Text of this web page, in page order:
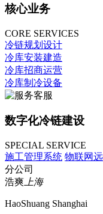
核心业务
CORE SERVICES
冷链规划设计
冷库安装建造
冷库招商运营
冷库制冷设备
数字化冷链建设
SPECIAL SERVICE
施工管理系统 物联网
分公司
浩爽 上海
HaoShuang Shanghai